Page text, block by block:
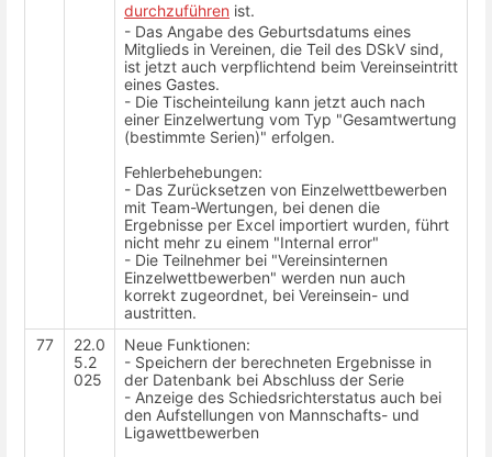
durchzuführen ist.
- Das Angabe des Geburtsdatums eines
Mitglieds in Vereinen, die Teil des DSkV sind,
ist jetzt auch verpflichtend beim Vereinseintritt
eines Gastes.
- Die Tischeinteilung kann jetzt auch nach
einer Einzelwertung vom Typ "Gesamtwertung
(bestimmte Serien)" erfolgen.
Fehlerbehebungen:
- Das Zurücksetzen von Einzelwettbewerben
mit Team-Wertungen, bei denen die
Ergebnisse per Excel importiert wurden, führt
nicht mehr zu einem "Internal error"
- Die Teilnehmer bei "Vereinsinternen
Einzelwettbewerben" werden nun auch
korrekt zugeordnet, bei Vereinsein- und
austritten.
77
22.0
5.2
025
Neue Funktionen:
- Speichern der berechneten Ergebnisse in
der Datenbank bei Abschluss der Serie
- Anzeige des Schiedsrichterstatus auch bei
den Aufstellungen von Mannschafts- und
Ligawettbewerben